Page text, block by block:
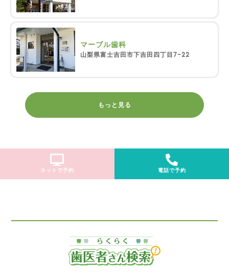
マーブル歯科
山梨県富士吉田市下吉田四丁目7-22
もっと見る
ネットで予約 電話で予約